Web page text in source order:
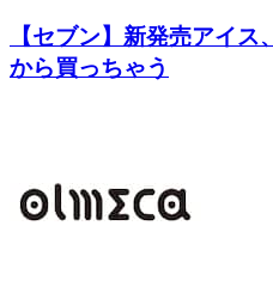
【セブン】新発売アイ
から買っちゃう